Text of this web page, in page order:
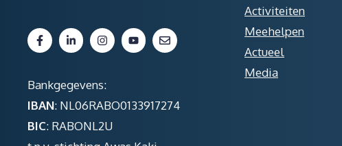
Bankgegevens:
IBAN: NL06RABO0133917274
BIC: RABONL2U
Activiteiten
Meehelpen
Actueel
Media